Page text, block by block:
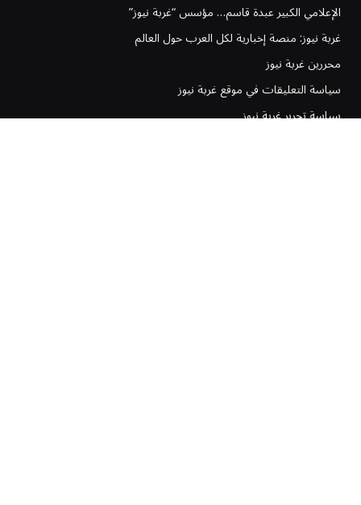
الإعلامي الكبير عبدة قاسم… مؤسس “غربة نيوز”
غربة نيوز: منصة إخبارية لكل العرب حول العالم
محررين غربة نيوز
سياسة التعليقات في موقع غربة نيوز
سياسة تحرير غربة نيوز